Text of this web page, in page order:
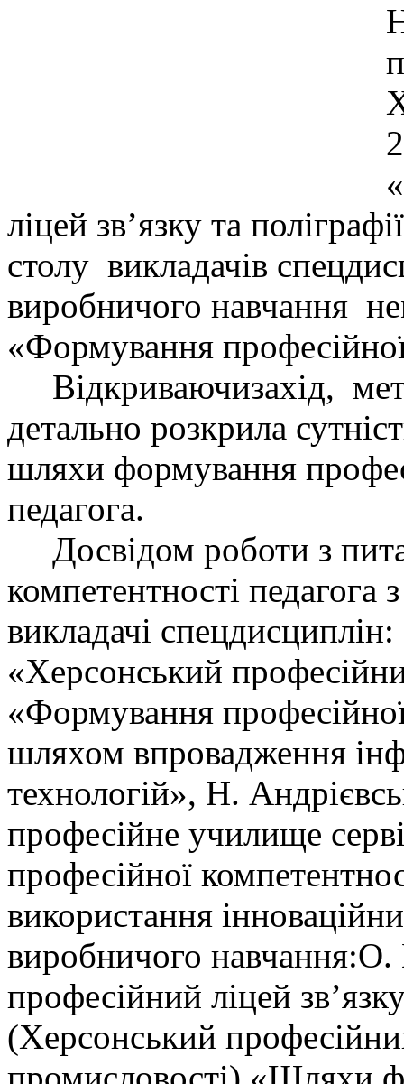
ліцей зв’язку та
столу викладачів
виробничого навчання
«Формування
Відкриваючизахід,
детально розкрила
шляхи формування
педагога.
Досвідом роботи з
компетентності педагога
викладачі
«Херсонський
«Формування
шляхом впровадження
технологій», Н.
професійне училище
професійної
використання
виробничого
професійний ліцей
(Херсонський